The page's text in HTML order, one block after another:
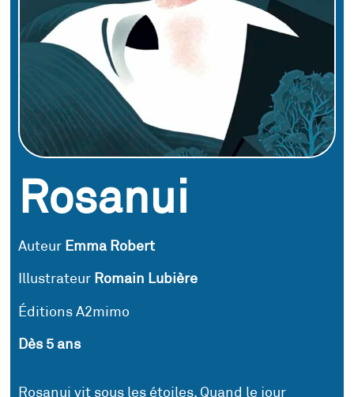
Rosanui
Auteur Emma Robert
Illustrateur Romain Lubière
Éditions A2mimo
Dès 5 ans
Rosanui vit sous les étoiles. Quand le jour